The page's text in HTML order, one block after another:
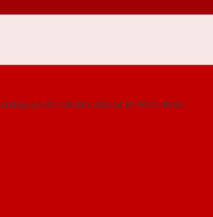
nhựa giá tốt nhất năm 2023 tại TP. Hồ Chí Minh